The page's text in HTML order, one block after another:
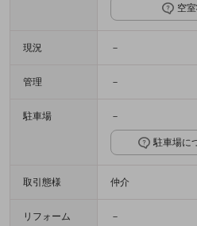
空
現況 －
管理 －
駐車場 －
駐車場に
取引態様 仲介
リフォーム －